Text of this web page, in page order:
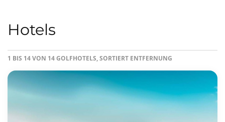
Hotels
1 BIS 14 VON 14 GOLFHOTELS, SORTIERT ENTFERNUNG